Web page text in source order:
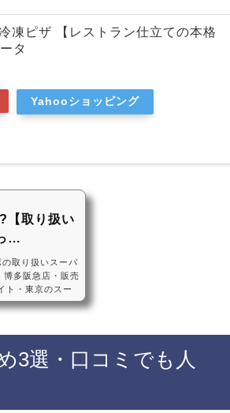
凍ピザ 【レストラン仕立ての本格
タ
Yahooショッピング
【取り扱い
…
取り扱いスーパ
博多阪急店・販売
ト・東京のスー
ボは、福岡県の
ト】PIZZAREV
3選・口コミでも人